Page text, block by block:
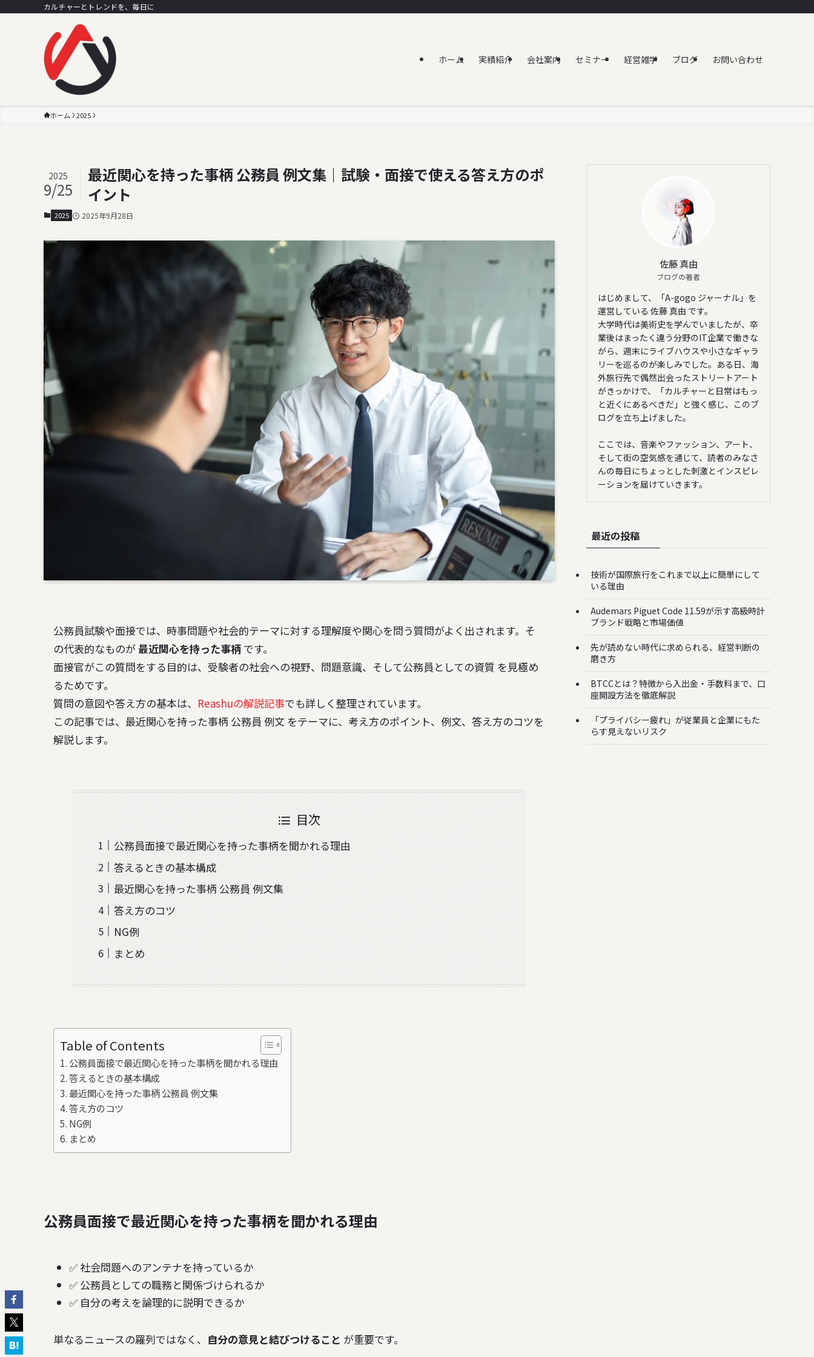
カルチャーとトレンドを、毎日に
ホーム 実績紹介 会社案内 セミナー 経営雑学 ブログ お問い合わせ
ホーム 2025
最近関心を持った事柄 公務員 例文集｜試験・面接で使える答え方のポ
イント
2025
9/25
2025 2025年9月28日
公務員試験や面接では、時事問題や社会的テーマに対する理解度や関心を問う質問がよく出されます。そ
の代表的なものが 最近関心を持った事柄 です。
面接官がこの質問をする目的は、受験者の社会への視野、問題意識、そして公務員としての資質 を見極め
るためです。
質問の意図や答え方の基本は、 Reashuの解説記事でも詳しく整理されています。
この記事では、最近関心を持った事柄 公務員 例文 をテーマに、考え方のポイント、例文、答え方のコツを
解説します。
目次
公務員面接で最近関心を持った事柄を聞かれる理由
答えるときの基本構成
最近関心を持った事柄 公務員 例文集
答え方のコツ
NG例
まとめ
Table of Contents
公務員面接で最近関心を持った事柄を聞かれる理由
答えるときの基本構成
最近関心を持った事柄 公務員 例文集
答え方のコツ
NG例
まとめ
公務員面接で最近関心を持った事柄を聞かれる理由
✅ 社会問題へのアンテナを持っているか
✅ 公務員としての職務と関係づけられるか
✅ 自分の考えを論理的に説明できるか
単なるニュースの羅列ではなく、 自分の意見と結びつけること が重要です。
佐藤 真由
ブログの著者
はじめまして、「A-gogo ジャーナル」を
運営している 佐藤 真由 です。
大学時代は美術史を学んでいましたが、卒
業後はまったく違う分野のIT企業で働きな
がら、週末にライブハウスや小さなギャラ
リーを巡るのが楽しみでした。ある日、海
外旅行先で偶然出会ったストリートアート
がきっかけで、「カルチャーと日常はもっ
と近くにあるべきだ」と強く感じ、このブ
ログを立ち上げました。
ここでは、音楽やファッション、アート、
そして街の空気感を通じて、読者のみなさ
んの毎日にちょっとした刺激とインスピレ
ーションを届けていきます。
最近の投稿
技術が国際旅行をこれまで以上に簡単にして
いる理由
Audemars Piguet Code 11.59が示す高級時計
ブランド戦略と市場価値
先が読めない時代に求められる、経営判断の
磨き方
BTCCとは？特徴から入出金・手数料まで、口
座開設方法を徹底解説
「プライバシー疲れ」が従業員と企業にもた
らす見えないリスク